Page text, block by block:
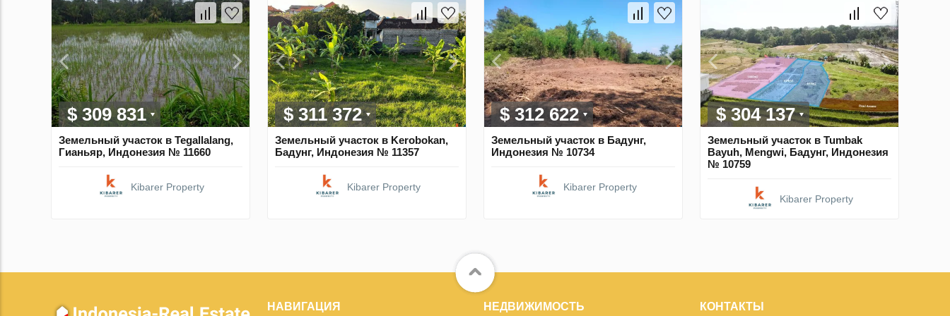
$ 309 831
Земельный участок в Tegallalang,
Гианьяр, Индонезия № 11660
Kibarer Property
$ 311 372
Земельный участок в Kerobokan,
Бадунг, Индонезия № 11357
Kibarer Property
$ 312 622
Земельный участок в Бадунг,
Индонезия № 10734
Kibarer Property
$ 304 137
Земельный участок в Tumbak
Bayuh, Mengwi, Бадунг, Индонезия
№ 10759
Kibarer Property
НАВИГАЦИЯ НЕДВИЖИМОСТЬ КОНТАКТЫ